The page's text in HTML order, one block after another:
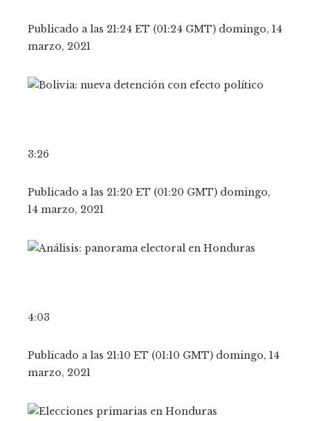
Publicado a las 21:24 ET (01:24 GMT) domingo, 14
marzo, 2021
3:26
Publicado a las 21:20 ET (01:20 GMT) domingo,
14 marzo, 2021
4:03
Publicado a las 21:10 ET (01:10 GMT) domingo, 14
marzo, 2021